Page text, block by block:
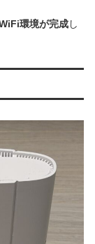
環境が完成し